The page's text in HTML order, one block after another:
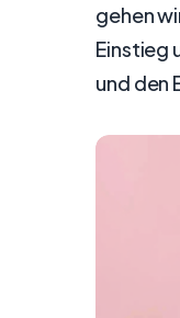
gehen
Einstieg
und den